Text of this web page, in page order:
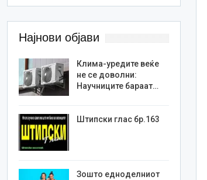
Најнови објави
Клима-уредите веќе
не се доволни:
Научниците бараат…
Штипски глас бр.163
Зошто едноделниот